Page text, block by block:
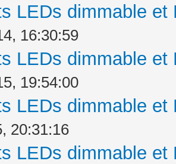
LEDs dimmable
16:30:59
LEDs dimmable
19:54:00
LEDs dimmable
20:31:16
LEDs dimmable